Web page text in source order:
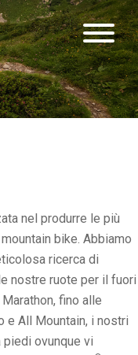
nel produrre le più
bike. Abbiamo
ricerca di
nostre ruote per il fuori
fino alle
e All Mountain, i nostri
piedi ovunque vi